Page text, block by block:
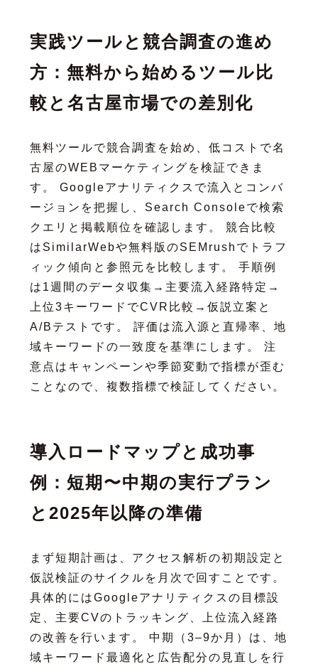
実践ツールと競合調査の進め
方：無料から始めるツール比
較と名古屋市場での差別化
無料ツールで競合調査を始め、低コストで名
古屋のWEBマーケティングを検証できま
す。 Googleアナリティクスで流入とコンバ
ージョンを把握し、Search Consoleで検索
クエリと掲載順位を確認します。 競合比較
はSimilarWebや無料版のSEMrushでトラフ
ィック傾向と参照元を比較します。 手順例
は1週間のデータ収集→主要流入経路特定→
上位3キーワードでCVR比較→仮説立案と
A/Bテストです。 評価は流入源と直帰率、地
域キーワードの一致度を基準にします。 注
意点はキャンペーンや季節変動で指標が歪む
ことなので、複数指標で検証してください。
導入ロードマップと成功事
例：短期〜中期の実行プラン
と2025年以降の準備
まず短期計画は、アクセス解析の初期設定と
仮説検証のサイクルを月次で回すことです。
具体的にはGoogleアナリティクスの目標設
定、主要CVのトラッキング、上位流入経路
の改善を行います。 中期（3–9か月）は、地
域キーワード最適化と広告配分の見直しを行